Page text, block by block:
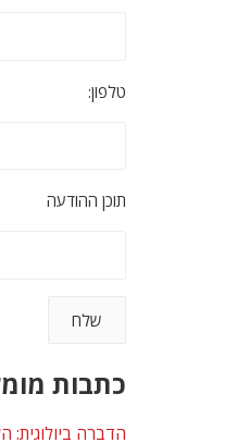
טלפון:
תוכן ההודעה
כתבות
הדברה ביולוגית: